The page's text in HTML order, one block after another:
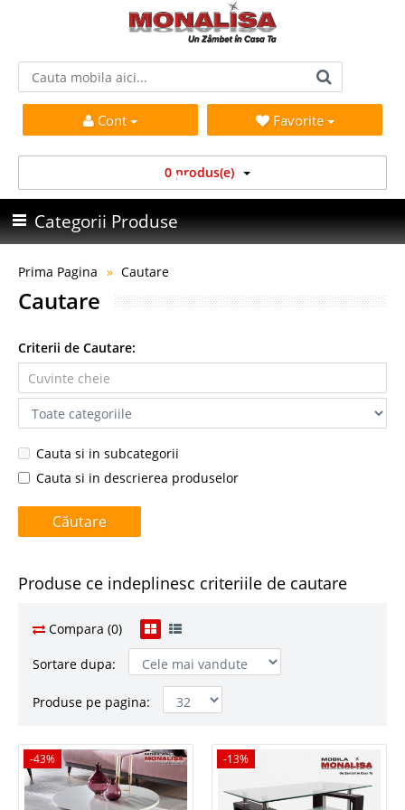
Cont Favorite
0 produs(e)
Categorii Produse
Prima Pagina Cautare
Cautare
Criterii de Cautare:
Cauta si in subcategorii
Cauta si in descrierea produselor
Produse ce indeplinesc criteriile de cautare
Compara (0)
Sortare dupa:
Produse pe pagina:
-43%
-43% -13%